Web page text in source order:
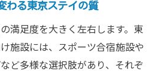
わる東京ステイの質
満足度を大きく左右します。東
施設には、スポーツ合宿施設や
ど多様な選択肢があり、それぞ